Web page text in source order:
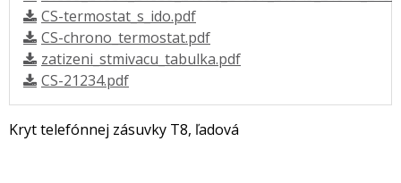
CS-termostat_s_ido.pdf
CS-chrono_termostat.pdf
zatizeni_stmivacu_tabulka.pdf
CS-21234.pdf
Kryt telefónnej zásuvky T8, ľadová